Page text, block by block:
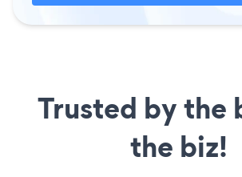
Trusted by the
the biz!